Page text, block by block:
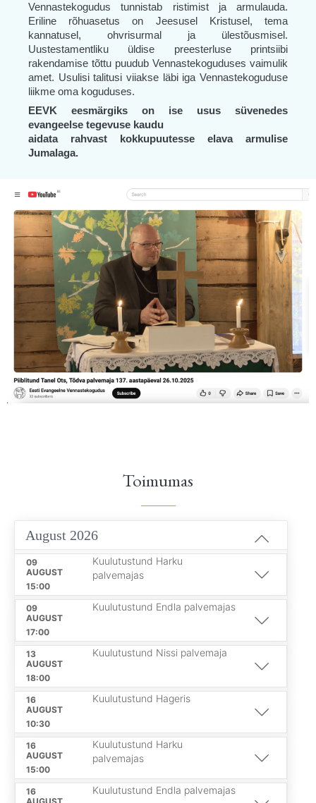
Vennastekogudus tunnistab ristimist ja armulauda.
Eriline rõhuasetus on Jeesusel Kristusel, tema
kannatusel, ohvrisurmal ja ülestõusmisel.
Uustestamentliku üldise preesterluse printsiibi
rakendamise tõttu puudub Vennastekoguduses vaimulik
amet. Usulisi talitusi viiakse läbi iga Vennastekoguduse
liikme oma koguduses.
EEVK eesmärgiks on ise usus süvenedes
evangeelse tegevuse kaudu
aidata rahvast kokkupuutesse elava armulise
Jumalaga.
Toimumas
August 2026
09
AUGUST
15:00
Kuulutustund Harku
palvemajas
09
AUGUST
17:00
Kuulutustund Endla palvemajas
13
AUGUST
18:00
Kuulutustund Nissi palvemaja
16
AUGUST
10:30
Kuulutustund Hageris
16
AUGUST
15:00
Kuulutustund Harku
palvemajas
16
Kuulutustund Endla palvemajas